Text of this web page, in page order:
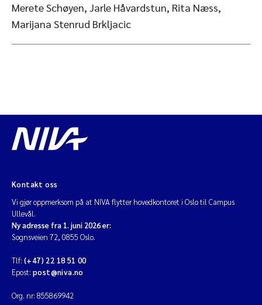
Merete Schøyen, Jarle Håvardstun, Rita Næss,
Marijana Stenrud Brkljacic
Kontakt oss
Vi gjør oppmerksom på at NIVA flytter hovedkontoret i Oslo til Campus
Ullevål.
Ny adresse fra 1. juni 2026 er:
Sognsveien 72, 0855 Oslo.
Tlf: (+47) 22 18 51 00
Epost: post@niva.no
Org. nr: 855869942